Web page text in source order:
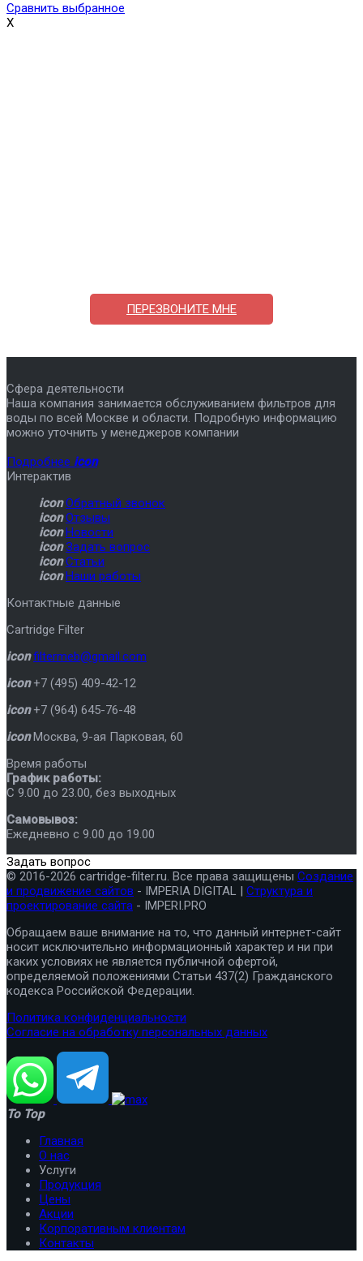
Сравнить выбранное
X
ПЕРЕЗВОНИТЕ МНЕ
Сфера деятельности
Наша компания занимается обслуживанием фильтров для
воды по всей Москве и области. Подробную информацию
можно уточнить у менеджеров компании
Подробнее icon
Интерактив
icon Обратный звонок
icon Отзывы
icon Новости
icon Задать вопрос
icon Статьи
icon Наши работы
Контактные данные
Cartridge Filter
icon filtermeb@gmail.com
icon +7 (495) 409-42-12
icon +7 (964) 645-76-48
icon Москва, 9-ая Парковая, 60
Время работы
График работы:
C 9.00 до 23.00, без выходных
Самовывоз:
Ежедневно с 9.00 до 19.00
Задать вопрос
© 2016-2026 cartridge-filter.ru. Все права защищены Создание
и продвижение сайтов - IMPERIA DIGITAL | Структура и
проектирование сайта - IMPERI.PRO
Обращаем ваше внимание на то, что данный интернет-сайт
носит исключительно информационный характер и ни при
каких условиях не является публичной офертой,
определяемой положениями Статьи 437(2) Гражданского
кодекса Российской Федерации.
Политика конфиденциальности
Согласие на обработку персональных данных
To Top
Главная
О нас
Услуги
Продукция
Цены
Акции
Корпоративным клиентам
Контакты